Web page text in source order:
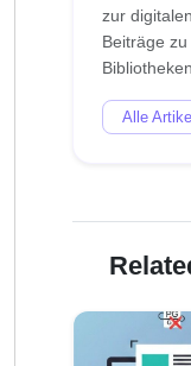
zur
Beiträge
Alle